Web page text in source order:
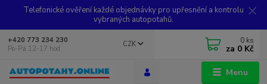
Telefonické ověření každé objednávky pro upřesnění a kontrolu
vybraných autopotahů.
Menu
CZK
+420 773 234 230
Po-Pá 12-17 hod.
0 ks
za 0 Kč